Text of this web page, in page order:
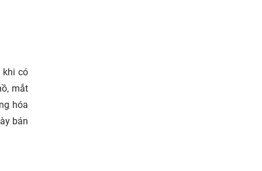
khi có
mắt
hóa
bán